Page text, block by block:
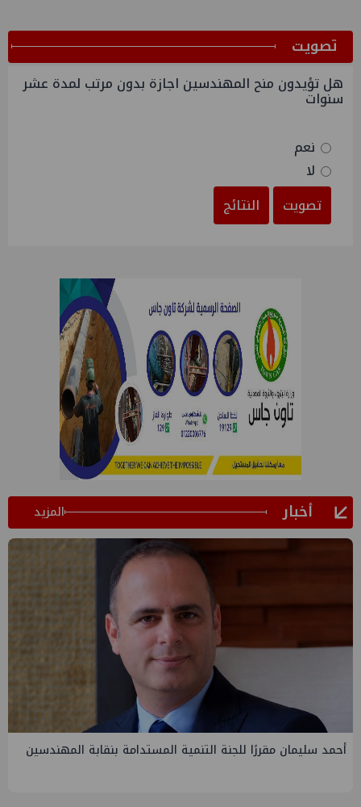
ﺗﺼﻮﻳﺖ
هل تؤيدون منح المهندسين اجازة بدون مرتب لمدة عشر
سنوات
نعم
لا
تصويت
النتائج
أخبار المزيد
PMS تنهي أعمال إنزال الخطوط البحرية الثلاث بمشروع المرحلة